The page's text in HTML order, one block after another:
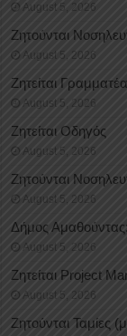
August 5, 2026
Ζητούνται
August 5, 2026
Ζητείται
August 5, 2026
Ζητείται Οδηγός
August 5, 2026
Ζητούνται
August 5, 2026
Δήμος
August 5, 2026
Ζητείται Project
August 5, 2026
Ζητούνται Ταμίες